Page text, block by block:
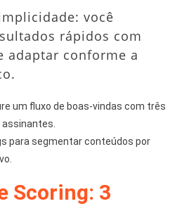
você
rápidos com
adaptar conforme a
um fluxo de boas-vindas com três
para segmentar conteúdos por
Scoring: 3